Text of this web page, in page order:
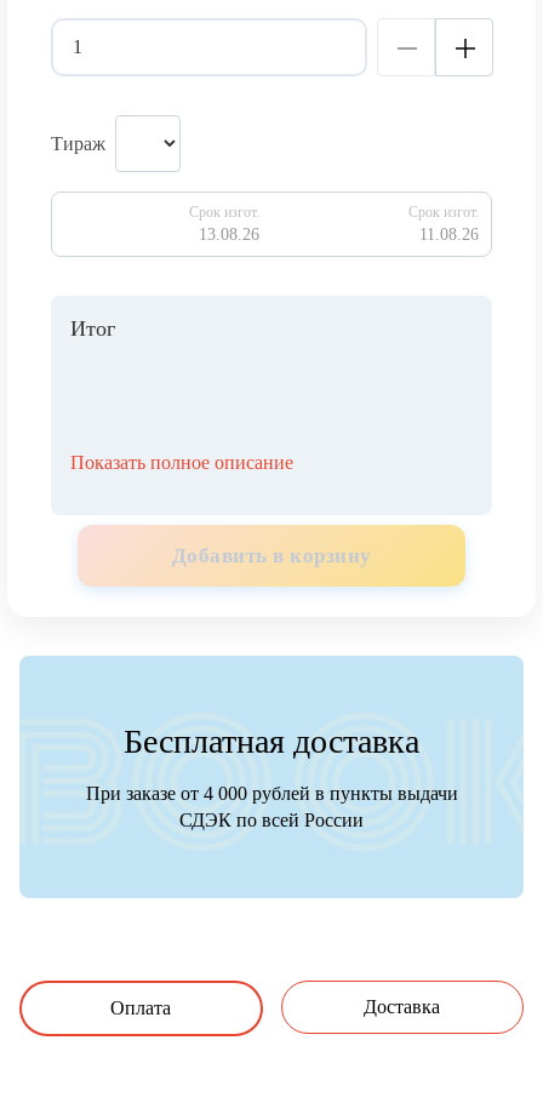
Тираж
Срок изгот.
13.08.26
Срок изгот.
11.08.26
Итог
Показать полное описание
Добавить в корзину
Бесплатная доставка
При заказе от 4 000 рублей в пункты выдачи
СДЭК по всей России
Оплата Доставка